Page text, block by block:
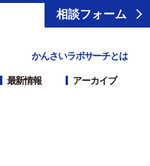
かんさいラボサーチとは
最新情報 アーカイブ
相談フォーム